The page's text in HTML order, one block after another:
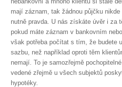
mají záznam, tak žádnou půjčku
nutně pravda. U nás získáte úvěr i za
pokud máte záznam v bankovním
však potřeba počítat s tím, že budete
sazbu, než například oproti těm
nemají. To je samozřejmě
vedené zřejmě u všech subjektů
hypotéky.